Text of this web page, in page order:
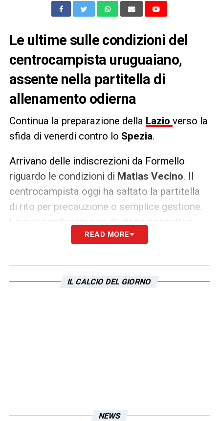
Le ultime sulle condizioni del
centrocampista uruguaiano,
assente nella partitella di
allenamento odierna
Continua la preparazione della Lazio verso la
sfida di venerdi contro lo Spezia.
Arrivano delle indiscrezioni da Formello
riguardo le condizioni di Matias Vecino. Il
centrocampista oggi ha saltato la partitella
di rito per precauzione o semplice gestione.
Le sue condizioni non destano sospetti e
sembrerebbe già arruolabile per domani
LA PLAYLIST DELLE NOSTRE TOP NEWS
READ MORE
IL CALCIO DEL GIORNO
NEWS